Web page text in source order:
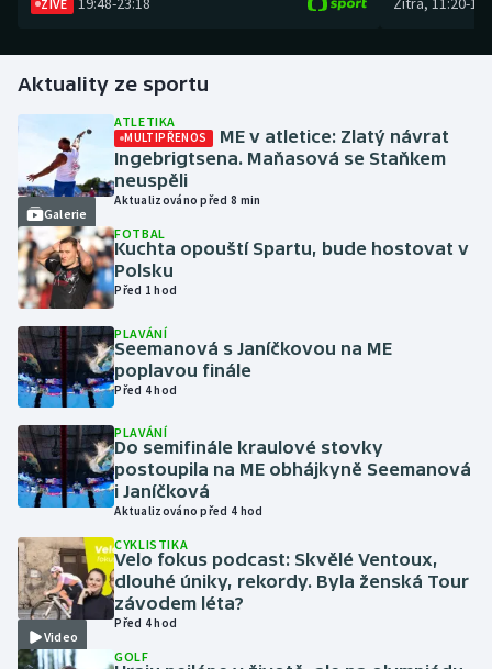
Dostihy
Florbal
Futsal
Golf
Gymnastika
Házená
Jezdectví
Judo
Krasobruslení
Lezení
Lyže a snowboard
Moderní pětiboj
Motorsport
ŽIVĚ
Aktuality ze sportu
Galerie
ATLETIKA
MULTIPŘENOS
ME v atletice: Zlatý návrat
Ingebrigtsena. Maňasová se Staňkem
neuspěli
Aktualizováno před 8 min
FOTBAL
Kuchta opouští Spartu, bude hostovat v
Polsku
Před 1 hod
PLAVÁNÍ
Seemanová s Janíčkovou na ME
poplavou finále
Před 4 hod
PLAVÁNÍ
Do semifinále kraulové stovky
postoupila na ME obhájkyně Seemanová
i Janíčková
Aktualizováno před 4 hod
Video
CYKLISTIKA
Velo fokus podcast: Skvělé Ventoux,
dlouhé úniky, rekordy. Byla ženská Tour
závodem léta?
Před 4 hod
GOLF